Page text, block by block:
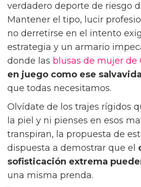
verdadero deporte de riesgo
Mantener el tipo, lucir
no derretirse en el intento
estrategia y un armario
donde las blusas de mujer de
en juego como ese
que todas necesitamos.
Olvídate de los trajes rígidos
la piel y ni pienses en esos
transpiran, la propuesta de
dispuesta a demostrar que el
sofisticación extrema
una misma prenda.